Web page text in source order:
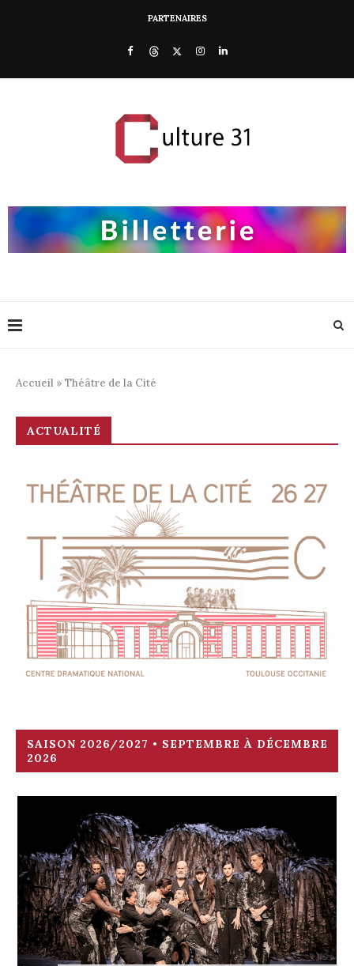
PARTENAIRES
Accueil » Théâtre de la Cité
ACTUALITÉ
SAISON 2026/2027 • SEPTEMBRE À DÉCEMBRE
2026